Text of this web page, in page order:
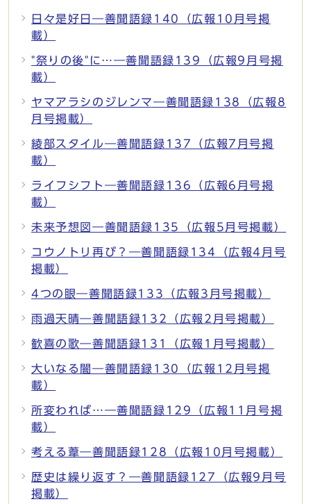
日々是好日―善聞語録140（広報10月号掲
載）
"祭りの後"に…―善聞語録139（広報9月号掲
載）
ヤマアラシのジレンマ―善聞語録138（広報8
月号掲載）
綾部スタイル―善聞語録137（広報7月号掲
載）
ライフシフト―善聞語録136（広報6月号掲
載）
未来予想図―善聞語録135（広報5月号掲載）
コウノトリ再び？―善聞語録134（広報4月号
掲載）
4つの眼―善聞語録133（広報3月号掲載）
雨過天晴―善聞語録132（広報2月号掲載）
歓喜の歌―善聞語録131（広報1月号掲載）
大いなる闇―善聞語録130（広報12月号掲
載）
所変われば…―善聞語録129（広報11月号掲
載）
考える葦―善聞語録128（広報10月号掲載）
歴史は繰り返す？―善聞語録127（広報9月号
掲載）